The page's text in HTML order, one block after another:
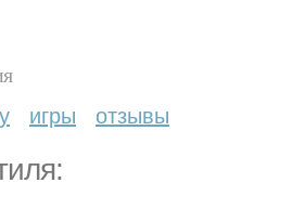
игры отзывы